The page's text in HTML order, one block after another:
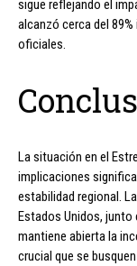
sigue reflejando el
alcanzó cerca del
oficiales.
La situación en el
implicaciones
estabilidad regional.
Estados Unidos, junto
mantiene abierta la
crucial que se